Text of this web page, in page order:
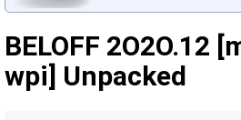
BELOFF 2O2O.12
wpi] Unpacked